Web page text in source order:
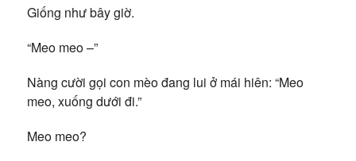
Giống như bây giờ.
“Meo meo –”
Nàng cười gọi con mèo đang lui ở mái hiên: “Meo
meo, xuống dưới đi.”
Meo meo?